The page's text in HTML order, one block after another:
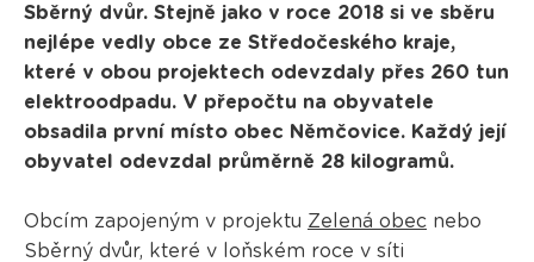
Sběrný dvůr. Stejně jako v roce 2018 si ve sběru
nejlépe vedly obce ze Středočeského kraje,
které v obou projektech odevzdaly přes 260 tun
elektroodpadu. V přepočtu na obyvatele
obsadila první místo obec Němčovice. Každý její
obyvatel odevzdal průměrně 28 kilogramů.
Obcím zapojeným v projektu Zelená obecnebo
Sběrný dvůr, které v loňském roce v síti